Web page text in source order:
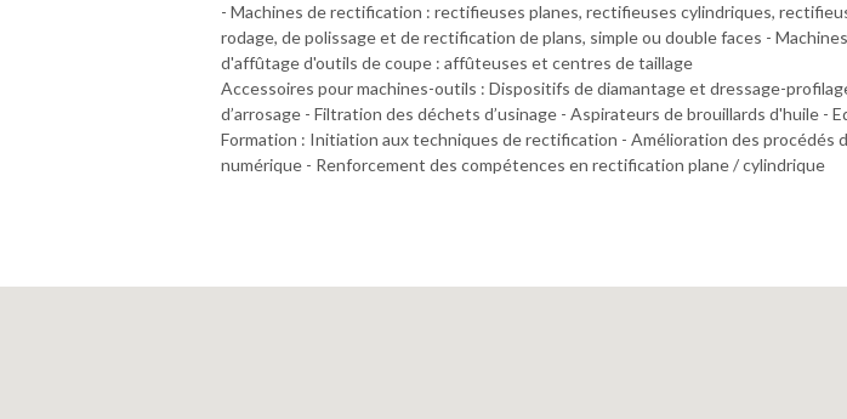
- Machines de rectification : rectifieuses planes, rectifieuses cylindriques,
rodage, de polissage et de rectification de plans, simple ou double faces -
d'affûtage d'outils de coupe : affûteuses et centres de taillage
Accessoires pour machines-outils : Dispositifs de diamantage et dressage-
d’arrosage - Filtration des déchets d’usinage - Aspirateurs de brouillards d'huile -
Formation : Initiation aux techniques de rectification - Amélioration des procédés
numérique - Renforcement des compétences en rectification plane / cylindrique